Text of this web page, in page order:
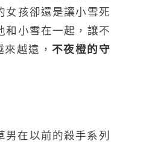
女孩卻還是讓小雪死
和小雪在一起，讓不
越遠， 不夜橙的守
男在以前的殺手系列